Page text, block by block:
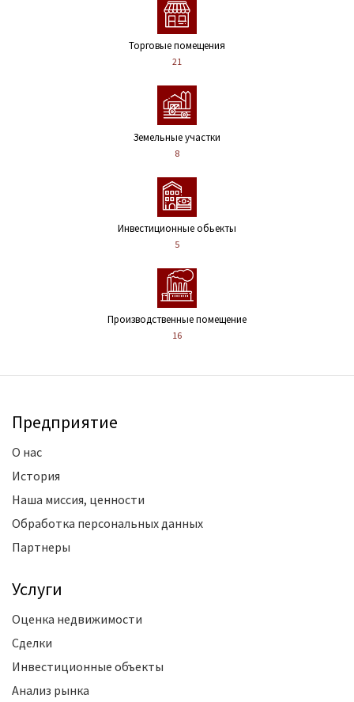
Торговые помещения
21
Земельные участки
8
Инвестиционные обьекты
5
Производственные помещение
16
Предприятие
О нас
История
Наша миссия, ценности
Обработка персональных данных
Партнеры
Услуги
Оценка недвижимости
Сделки
Инвестиционные объекты
Анализ рынка